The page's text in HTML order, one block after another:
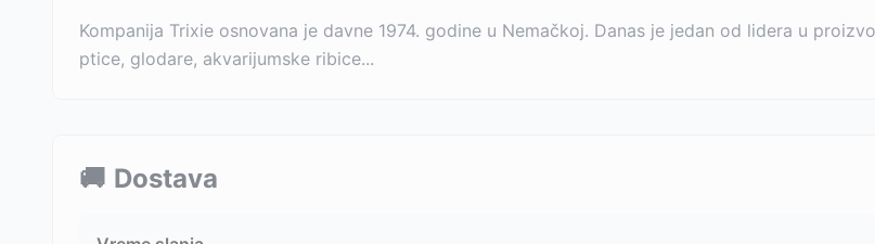
Kompanija Trixie osnovana je davne 1974. godine u Nemačkoj. Danas je jedan od lidera u
ptice, glodare, akvarijumske ribice...
🚚 Dostava